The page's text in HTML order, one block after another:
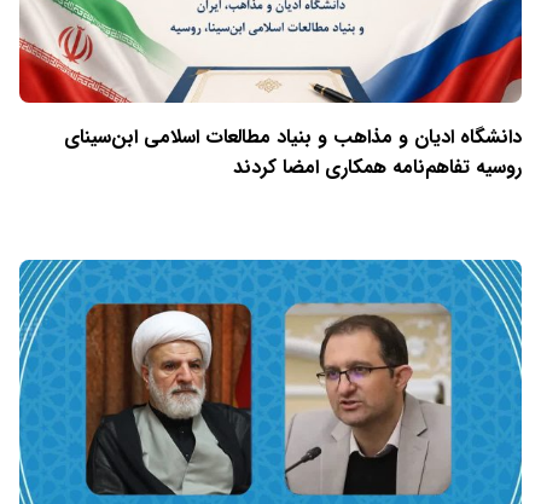
دانشگاه ادیان و مذاهب و بنیاد مطالعات اسلامی ابن‌سینای
روسیه تفاهم‌نامه همکاری امضا کردند